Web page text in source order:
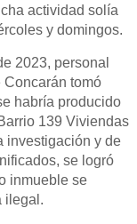
actividad solía
y domingos.
2023, personal
tomó
habría producido
139 Viviendas
investigación y de
se logró
inmueble se
ilegal.